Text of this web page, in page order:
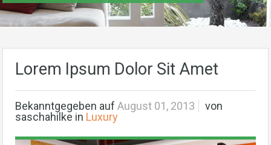
Lorem Ipsum Dolor Sit Amet
Bekanntgegeben auf August 01, 2013
von
saschahilke in Luxury